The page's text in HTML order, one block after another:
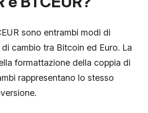
sono entrambi modi di
cambio tra Bitcoin ed Euro. La
formattazione della coppia di
rappresentano lo stesso